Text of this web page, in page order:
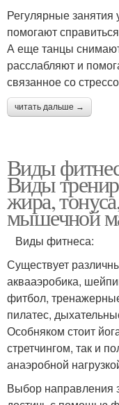
Регулярные
помогают
А еще танцы
расслабляют и
связанное со
читать дальше →
Виды
Виды
жира,
мышечной
Виды фитнеса:
Существует
аквааэробика,
фитбол,
пилатес,
Особняком стоит
стретчингом, так и
анаэробной
Выбор направления